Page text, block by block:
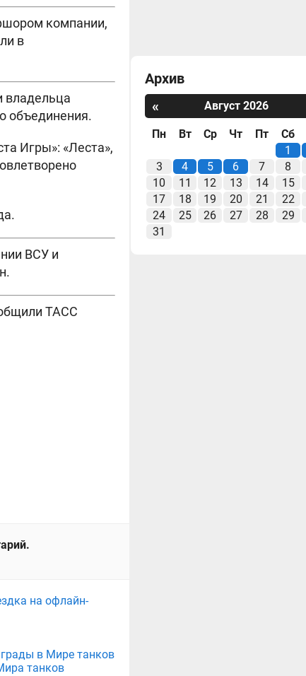
компании,
в
владельца
объединения.
Игры»: «Леста»,
ВСУ и
ТАСС
на офлайн-
в Мире танков
танков
Архив
«
Август 2026
Пн Вт Ср Чт Пт
Сб
1
3
4 5 6 7
8
10
11 12 13 14
15
17
18 19 20 21
22
24
25 26 27 28
29
31